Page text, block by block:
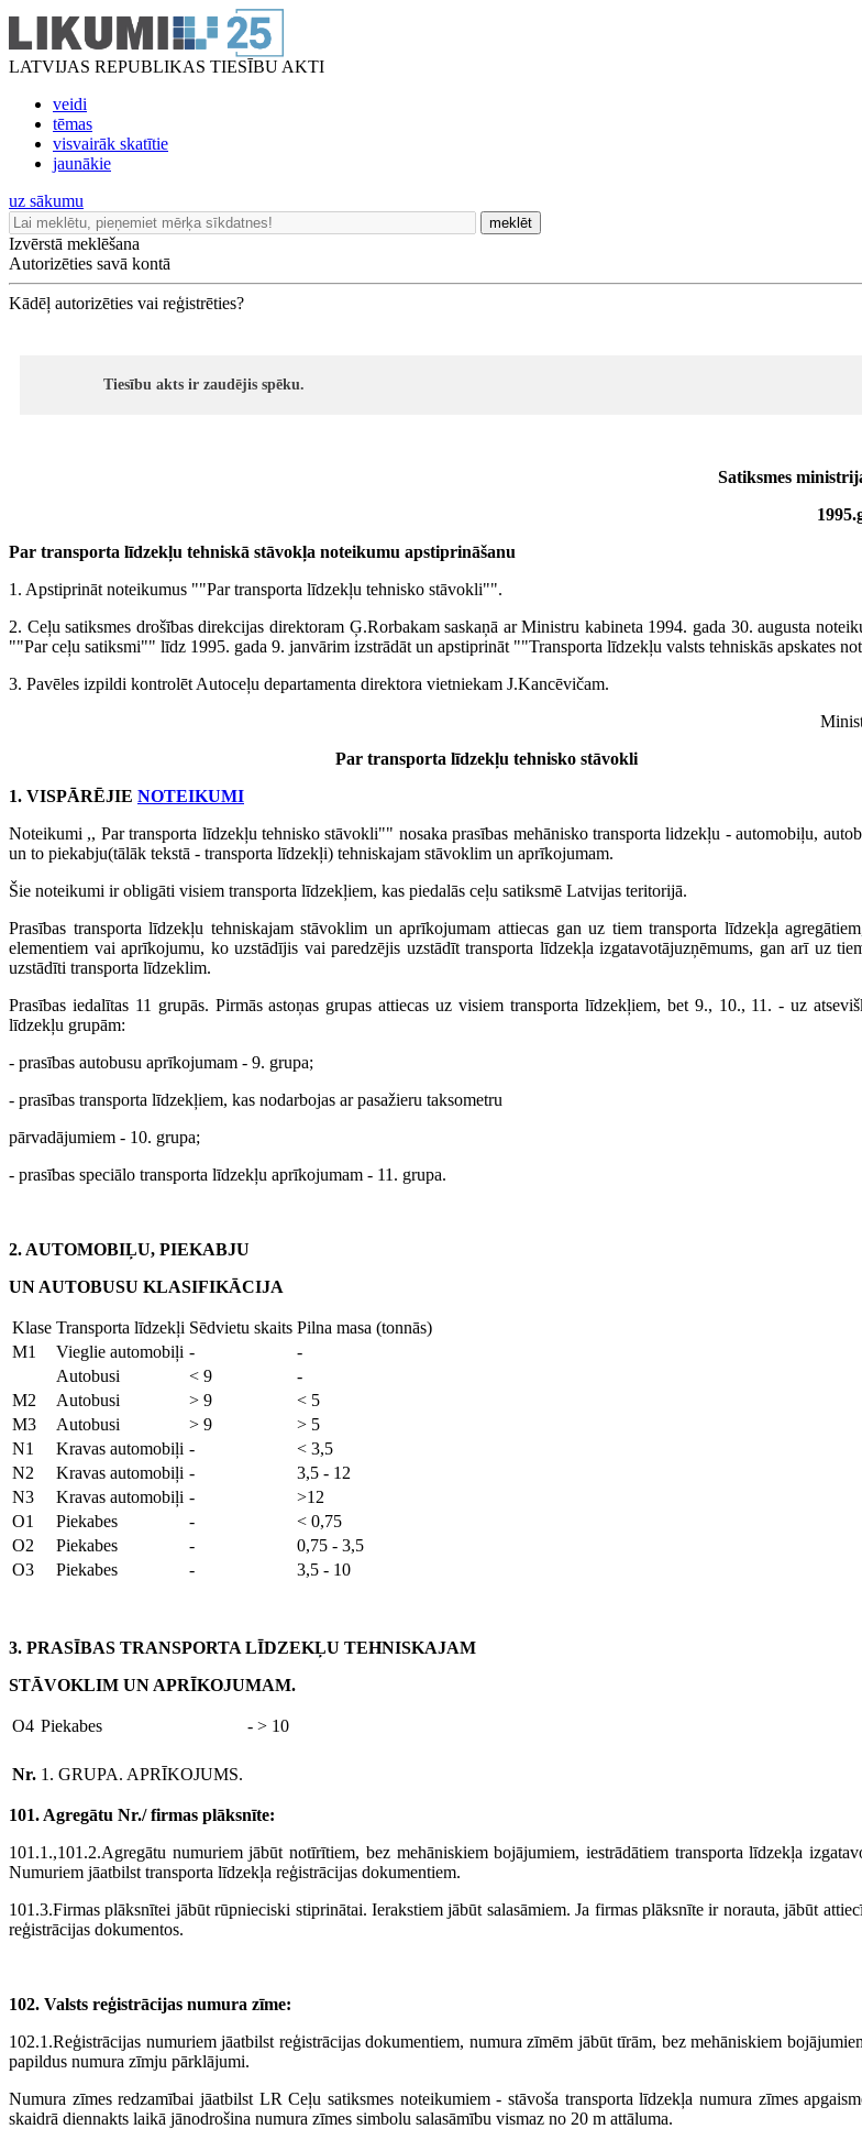
LATVIJAS REPUBLIKAS TIESĪBU AKTI
veidi
tēmas
visvairāk skatītie
jaunākie
uz sākumu
meklēt
Izvērstā meklēšana
Autorizēties savā kontā
Kādēļ autorizēties vai reģistrēties?
Tiesību akts ir zaudējis spēku.
Satiksmes
Par transporta līdzekļu tehniskā stāvokļa noteikumu apstiprināšanu
1. Apstiprināt noteikumus ""Par transporta līdzekļu tehnisko stāvokli"".
2. Ceļu satiksmes drošības direkcijas direktoram Ģ.Rorbakam saskaņā ar Ministru kabineta 1994. gada 30. augusta
""Par ceļu satiksmi"" līdz 1995. gada 9. janvārim izstrādāt un apstiprināt ""Transporta līdzekļu valsts tehniskās apskates
3. Pavēles izpildi kontrolēt Autoceļu departamenta direktora vietniekam J.Kancēvičam.
Par transporta līdzekļu tehnisko stāvokli
1. VISPĀRĒJIE NOTEIKUMI
Noteikumi ,, Par transporta līdzekļu tehnisko stāvokli"" nosaka prasības mehānisko transporta lidzekļu - automobiļu,
un to piekabju(tālāk tekstā - transporta līdzekļi) tehniskajam stāvoklim un aprīkojumam.
Šie noteikumi ir obligāti visiem transporta līdzekļiem, kas piedalās ceļu satiksmē Latvijas teritorijā.
Prasības transporta līdzekļu tehniskajam stāvoklim un aprīkojumam attiecas gan uz tiem transporta līdzekļa
elementiem vai aprīkojumu, ko uzstādījis vai paredzējis uzstādīt transporta līdzekļa izgatavotājuzņēmums, gan arī uz
uzstādīti transporta līdzeklim.
Prasības iedalītas 11 grupās. Pirmās astoņas grupas attiecas uz visiem transporta līdzekļiem, bet 9., 10., 11. - uz
līdzekļu grupām:
- prasības autobusu aprīkojumam - 9. grupa;
- prasības transporta līdzekļiem, kas nodarbojas ar pasažieru taksometru
pārvadājumiem - 10. grupa;
- prasības speciālo transporta līdzekļu aprīkojumam - 11. grupa.
2. AUTOMOBIĻU, PIEKABJU
UN AUTOBUSU KLASIFIKĀCIJA
Klase Transporta līdzekļi Sēdvietu skaits Pilna masa (tonnās)
M1
Vieglie automobiļi -
-
Autobusi
< 9
-
M2
Autobusi > 9
< 5
M3
Autobusi > 9
> 5
N1
Kravas automobiļi -
< 3,5
N2
Kravas automobiļi -
3,5 - 12
N3
Kravas automobiļi -
>12
O1
Piekabes -
< 0,75
O2
Piekabes -
0,75 - 3,5
O3
Piekabes - 3,5 - 10
3. PRASĪBAS TRANSPORTA LĪDZEKĻU TEHNISKAJAM
STĀVOKLIM UN APRĪKOJUMAM.
O4 Piekabes - > 10
Nr. 1. GRUPA. APRĪKOJUMS.
101. Agregātu Nr./ firmas plāksnīte:
101.1.,101.2.Agregātu numuriem jābūt notīrītiem, bez mehāniskiem bojājumiem, iestrādātiem transporta līdzekļa
Numuriem jāatbilst transporta līdzekļa reģistrācijas dokumentiem.
101.3.Firmas plāksnītei jābūt rūpnieciski stiprinātai. Ierakstiem jābūt salasāmiem. Ja firmas plāksnīte ir norauta, jābūt
reģistrācijas dokumentos.
102. Valsts reģistrācijas numura zīme:
102.1.Reģistrācijas numuriem jāatbilst reģistrācijas dokumentiem, numura zīmēm jābūt tīrām, bez mehāniskiem
papildus numura zīmju pārklājumi.
Numura zīmes redzamībai jāatbilst LR Ceļu satiksmes noteikumiem - stāvoša transporta līdzekļa numura zīmes
skaidrā diennakts laikā jānodrošina numura zīmes simbolu salasāmību vismaz no 20 m attāluma.